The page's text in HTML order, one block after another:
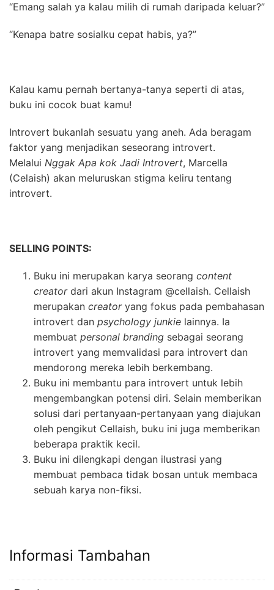
“Emang salah ya kalau milih di rumah daripada keluar?”
“Kenapa batre sosialku cepat habis, ya?”
Kalau kamu pernah bertanya-tanya seperti di atas,
buku ini cocok buat kamu!
Introvert bukanlah sesuatu yang aneh. Ada beragam
faktor yang menjadikan seseorang introvert.
Melalui Nggak Apa kok Jadi Introvert, Marcella
(Celaish) akan meluruskan stigma keliru tentang
introvert.
SELLING POINTS:
Buku ini merupakan karya seorang content
creatordari akun Instagram @cellaish. Cellaish
merupakan creatoryang fokus pada pembahasan
introvert dan psychology junkie lainnya. Ia
membuat personal branding sebagai seorang
introvert yang memvalidasi para introvert dan
mendorong mereka lebih berkembang.
Buku ini membantu para introvert untuk lebih
mengembangkan potensi diri. Selain memberikan
solusi dari pertanyaan-pertanyaan yang diajukan
oleh pengikut Cellaish, buku ini juga memberikan
beberapa praktik kecil.
Buku ini dilengkapi dengan ilustrasi yang
membuat pembaca tidak bosan untuk membaca
sebuah karya non-fiksi.
Informasi Tambahan